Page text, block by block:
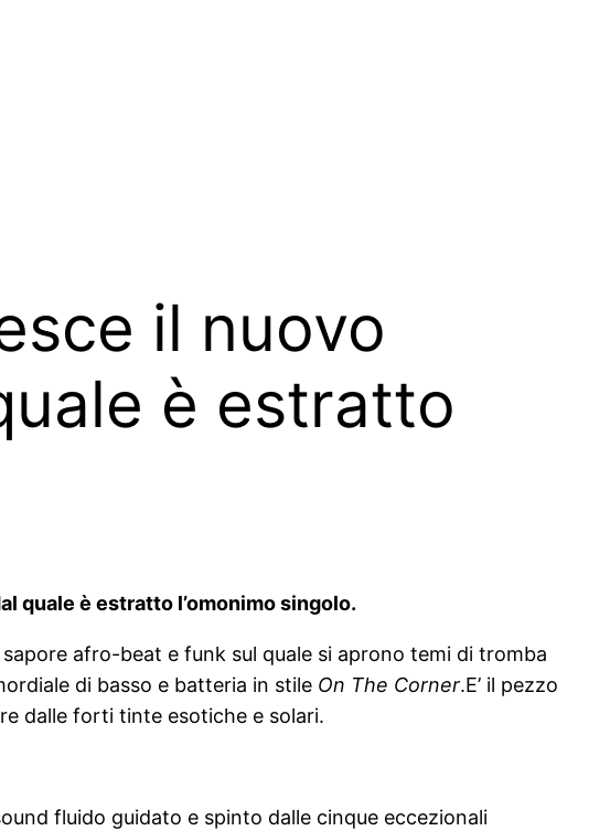
il nuovo
è estratto
quale è estratto l’omonimo singolo.
afro-beat e funk sul quale si aprono temi di tromba
di basso e batteria in stile On The Corner.E’ il pezzo
dalle forti tinte esotiche e solari.
fluido guidato e spinto dalle cinque eccezionali